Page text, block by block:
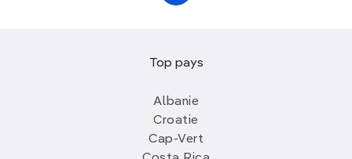
Top pays
Albanie
Croatie
Cap-Vert